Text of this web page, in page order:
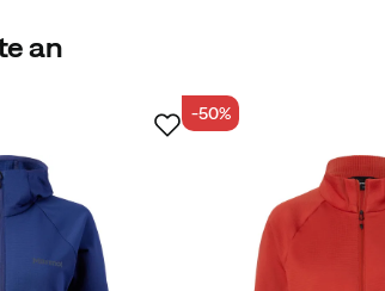
Bluesign-zertifiziert sind und
dass ein Textilmaterial, das Teil eines
an
-50%